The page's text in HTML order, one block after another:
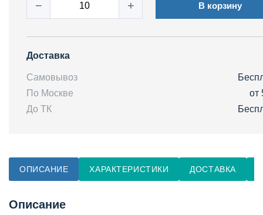
− + В корзину
Доставка
Самовывоз
По Москве
от
До ТК
ОПИСАНИЕ ХАРАКТЕРИСТИКИ ДОСТАВКА
Описание